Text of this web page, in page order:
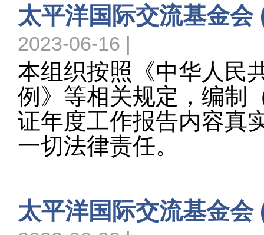
太平洋国际交流基金会
2023-06-16 |
本组织按照《中华人民
例》等相关规定，编制
证年度工作报告内容真
一切法律责任。
太平洋国际交流基金会